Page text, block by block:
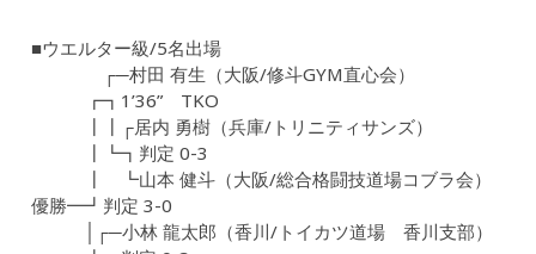
■ウエルター級/5名出場
┌─村田 有生（大阪/修斗GYM直心会）
┏┓1’36” TKO
┃┃┌居内 勇樹（兵庫/トリニティサンズ）
┃┗┓判定 0-3
┃ ┗山本 健斗（大阪/総合格闘技道場コブラ会）
優勝━┛判定 3-0
│┌─小林 龍太郎（香川/トイカツ道場 香川支部）